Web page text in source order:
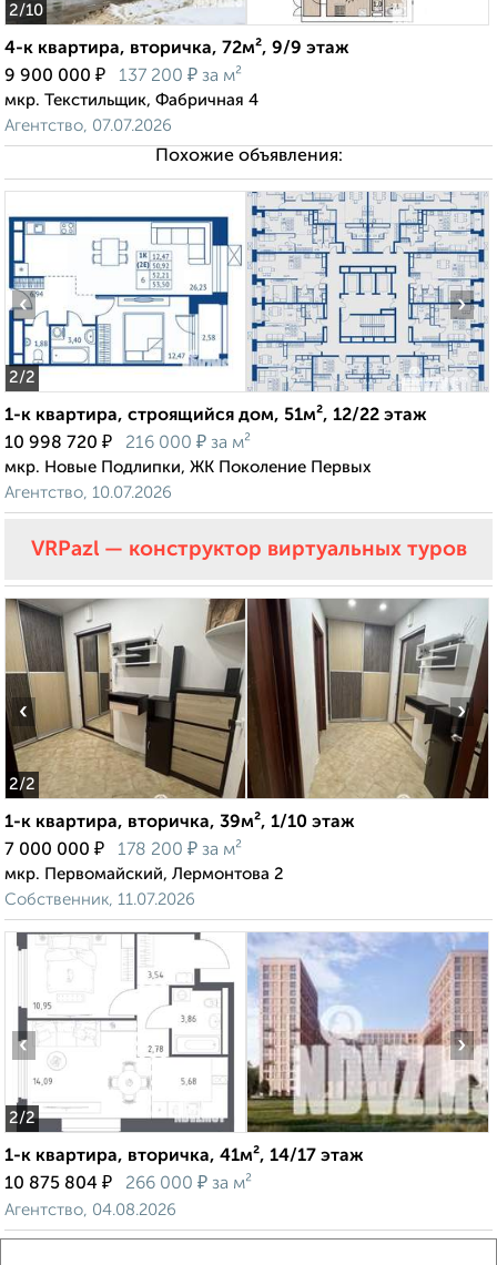
2/10
4-к квартира, вторичка, 72м², 9/9 этаж
9 900 000 ₽ 137 200 ₽ за м²
мкр. Текстильщик, Фабричная 4
Агентство, 07.07.2026
Похожие объявления:
2/2
‹ ›
1-к квартира, строящийся дом, 51м², 12/22 этаж
10 998 720 ₽ 216 000 ₽ за м²
мкр. Новые Подлипки, ЖК Поколение Первых
Агентство, 10.07.2026
VRPazl — конструктор виртуальных туров
2/2
‹ ›
1-к квартира, вторичка, 39м², 1/10 этаж
7 000 000 ₽ 178 200 ₽ за м²
мкр. Первомайский, Лермонтова 2
Собственник, 11.07.2026
2/2
‹ ›
1-к квартира, вторичка, 41м², 14/17 этаж
10 875 804 ₽ 266 000 ₽ за м²
Агентство, 04.08.2026